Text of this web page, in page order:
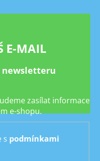
E-MAIL
newsletteru
zasílat informace
e-shopu.
s podmínkami